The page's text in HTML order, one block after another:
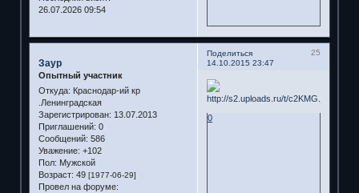
26.07.2026 09:54
Поделиться
25
14.10.2015 23:47
Заур
Опытный участник
Откуда: Краснодар-ий кр
.Ленинградская
Зарегистрирован: 13.07.2013
Приглашений: 0
Сообщений: 586
Уважение: +102
Пол: Мужской
Возраст: 49 [1977-06-29]
Провел на форуме:
0